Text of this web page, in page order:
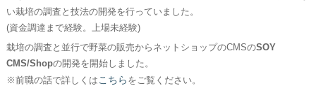
い栽培の調査と技法の開発を行っていました。
(資金調達まで経験。上場未経験)
栽培の調査と並行で野菜の販売からネットショップのCMSのSOY
CMS/Shopの開発を開始しました。
※前職の話で詳しくは こちら をご覧ください。